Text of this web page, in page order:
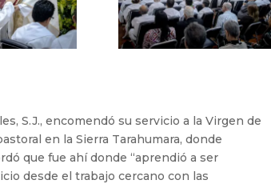
S.J., encomendó su servicio a la Virgen de
en la Sierra Tarahumara, donde
que fue ahí donde “aprendió a ser
desde el trabajo cercano con las